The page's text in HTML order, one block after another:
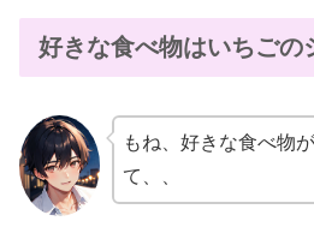
好きな食べ物はいちごの
もね、好きな食べ物
て、、